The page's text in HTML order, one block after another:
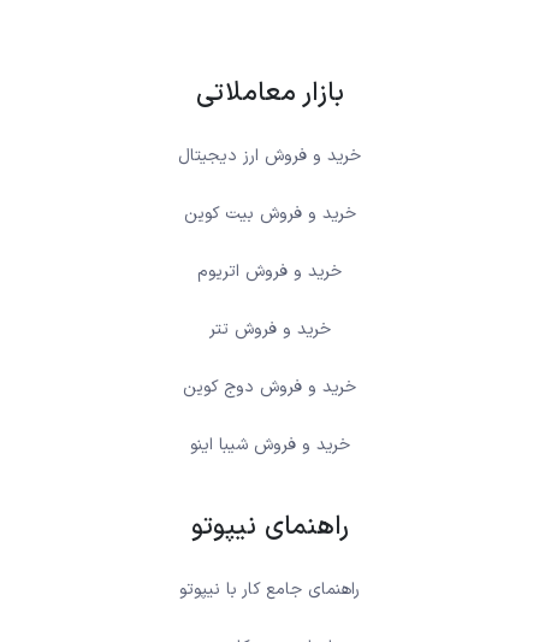
بازار معاملاتی
خرید و فروش ارز دیجیتال
خرید و فروش بیت کوین
خرید و فروش اتریوم
خرید و فروش تتر
خرید و فروش دوج کوین
خرید و فروش شیبا اینو
راهنمای نیپوتو
راهنمای جامع کار با نیپوتو